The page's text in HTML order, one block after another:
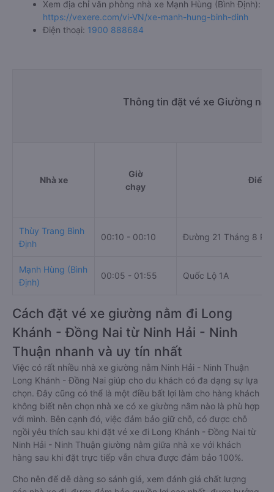
Xem địa chỉ văn phòng nhà xe Mạnh Hùng (Bình Định):
https://vexere.com/vi-VN/xe-manh-hung-binh-dinh
Điện thoại: 1900 888684
Thông tin đặt vé xe Giường
Nhà xe
Giờ
chạy
Điểm
Thùy Trang Bình
Định
00:10 - 00:10 Đường 21 Tháng 8
Mạnh Hùng (Bình
Định)
00:05 - 01:55 Quốc Lộ 1A
Cách đặt vé xe giường nằm đi Long
Khánh - Đồng Nai từ Ninh Hải - Ninh
Thuận nhanh và uy tín nhất
Việc có rất nhiều nhà xe giường nằm Ninh Hải - Ninh Thuận
Long Khánh - Đồng Nai giúp cho du khách có đa dạng sự lựa
chọn. Đây cũng có thể là một điều bất lợi làm cho hàng khách
không biết nên chọn nhà xe có xe giường nằm nào là phù hợp
với mình. Bên cạnh đó, việc đảm bảo giữ chỗ, có được chỗ
ngồi yêu thích sau khi đặt vé xe đi Long Khánh - Đồng Nai từ
Ninh Hải - Ninh Thuận giường nằm giữa nhà xe với khách
hàng sau khi đặt trực tiếp vẫn chưa được đảm bảo 100%.
Cho nên để dễ dàng so sánh giá, xem đánh giá chất lượng